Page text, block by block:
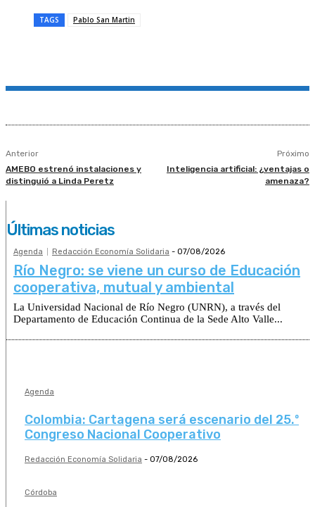
TAGS Pablo San Martin
Anterior
AMEBO estrenó instalaciones y
distinguió a Linda Peretz
Próximo
Inteligencia artificial: ¿ventajas o
amenaza?
Últimas noticias
Agenda Redacción Economía Solidaria - 07/08/2026
Río Negro: se viene un curso de Educación
cooperativa, mutual y ambiental
La Universidad Nacional de Río Negro (UNRN), a través del
Departamento de Educación Continua de la Sede Alto Valle...
Agenda
Colombia: Cartagena será escenario del 25.º
Congreso Nacional Cooperativo
Redacción Economía Solidaria - 07/08/2026
Córdoba